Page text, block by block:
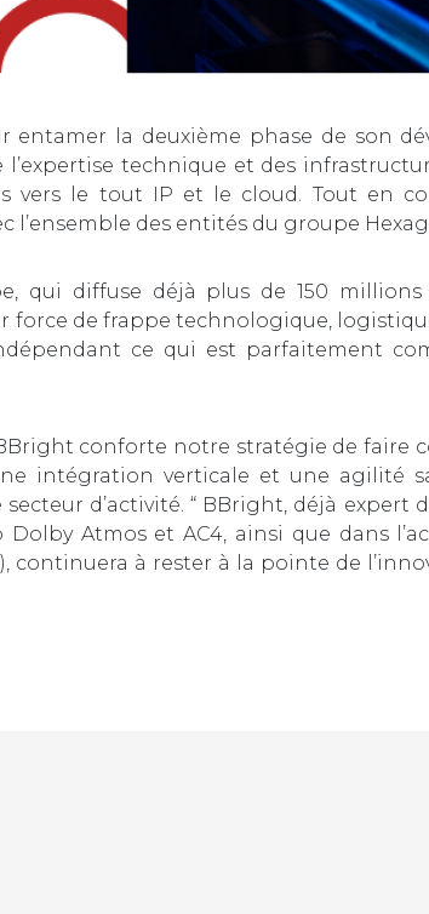
la deuxième phase de son
technique et des
vers le tout IP et le cloud. Tout en
des entités du groupe
qui diffuse déjà plus de 150
de frappe technologique,
ce qui est parfaitement
conforte notre stratégie de faire
intégration verticale et une agilité
d’activité. “ BBright, déjà expert
Atmos et AC4, ainsi que dans
continuera à rester à la pointe de